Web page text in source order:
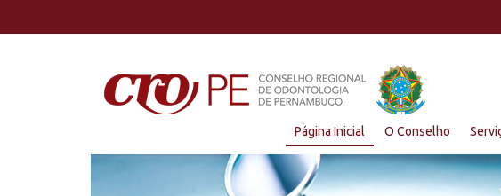
Página Inicial O Conselho